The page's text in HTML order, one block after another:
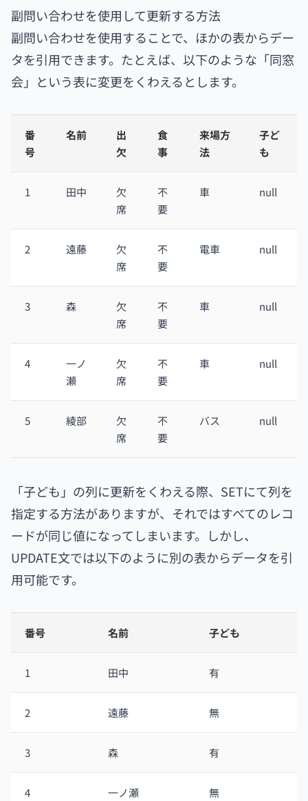
副問い合わせを使用して更新する方法
副問い合わせを使用することで、ほかの表からデー
タを引用できます。たとえば、以下のような「同窓
会」という表に変更をくわえるとします。
番
号
名前
出
欠
食
事
来場方
法
子ど
も
1 田中
欠
席
不
要
車 null
2 遠藤
欠
席
不
要
電車 null
3 森
欠
席
不
要
車 null
4
一ノ
瀬
欠
席
不
要
車 null
5 綾部
欠
席
不
要
バス null
「子ども」の列に更新をくわえる際、SETにて列を
指定する方法がありますが、それではすべてのレコ
ードが同じ値になってしまいます。しかし、
UPDATE文では以下のように別の表からデータを引
用可能です。
番号 名前 子ども
1 田中 有
2 遠藤 無
3 森 有
4 一ノ瀬 無